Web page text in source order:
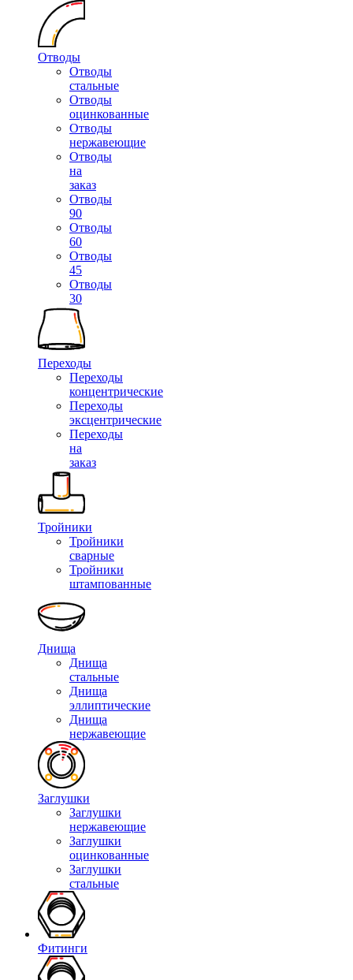
Отводы
Отводы
стальные
Отводы
оцинкованные
Отводы
нержавеющие
Отводы
на
заказ
Отводы
90
Отводы
60
Отводы
45
Отводы
30
Переходы
Переходы
концентрические
Переходы
эксцентрические
Переходы
на
заказ
Тройники
Тройники
сварные
Тройники
штампованные
Днища
Днища
стальные
Днища
эллиптические
Днища
нержавеющие
Заглушки
Заглушки
нержавеющие
Заглушки
оцинкованные
Заглушки
стальные
Фитинги